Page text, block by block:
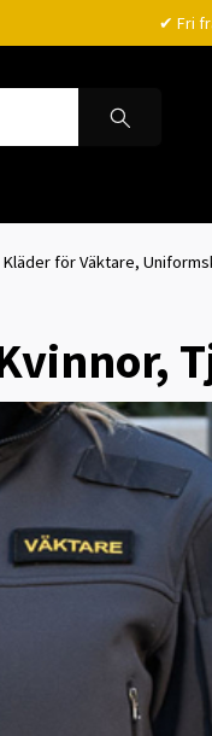
✔ Fri
för Väktare,